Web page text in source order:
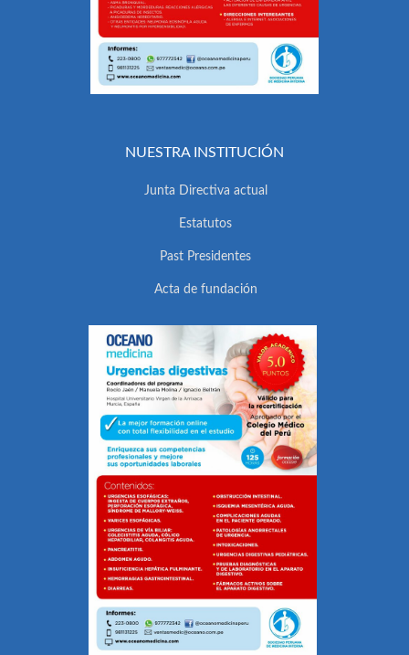
NUESTRA INSTITUCIÓN
Junta Directiva actual
Estatutos
Past Presidentes
Acta de fundación